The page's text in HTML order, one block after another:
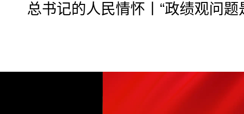
总书记的人民情怀丨“政绩观问题